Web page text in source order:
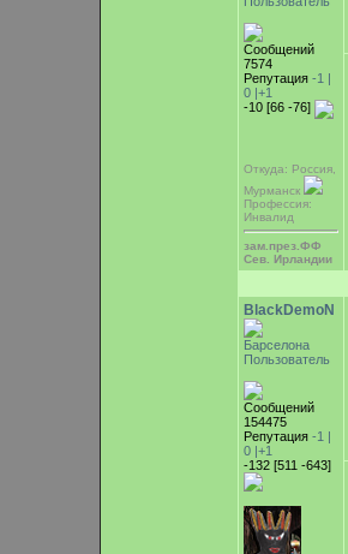
Сообщений
7574
Репутация -1 |
0 |+1
-10 [66 -76]
Откуда: Россия,
Мурманск
Профессия:
Инвалид
зам.през.ФФ
Сев. Ирландии
BlackDemoN
Барселона
Пользователь
Сообщений
154475
Репутация -1 |
0 |+1
-132 [511 -643]